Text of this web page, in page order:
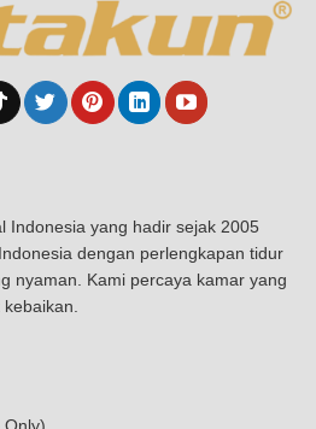
Indonesia yang hadir sejak 2005
dengan perlengkapan tidur
nyaman. Kami percaya kamar yang